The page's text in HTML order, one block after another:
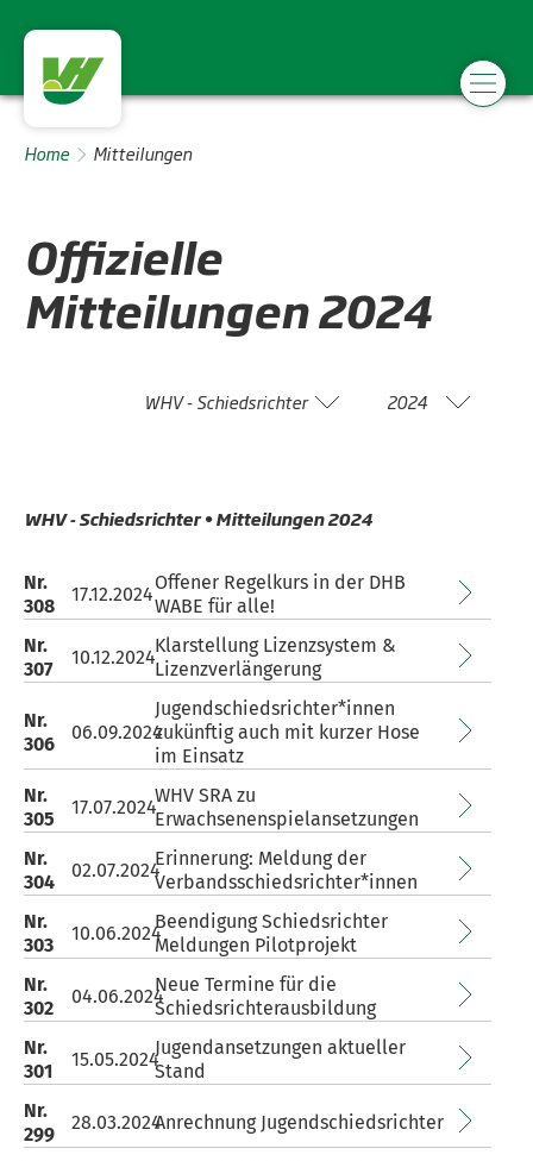
Home Mitteilungen
Offizielle
Mitteilungen2024
WHV - Schiedsrichter 2024
WHV - Schiedsrichter • Mitteilungen 2024
Nr.
308
17.12.2024
Offener Regelkurs in der DHB
WABE für alle!
Nr.
307
10.12.2024
Klarstellung Lizenzsystem &
Lizenzverlängerung
Nr.
306
06.09.2024
Jugendschiedsrichter*innen
zukünftig auch mit kurzer Hose
im Einsatz
Nr.
305
17.07.2024
WHV SRA zu
Erwachsenenspielansetzungen
Nr.
304
02.07.2024
Erinnerung: Meldung der
Verbandsschiedsrichter*innen
Nr.
303
10.06.2024
Beendigung Schiedsrichter
Meldungen Pilotprojekt
Nr.
302
04.06.2024
Neue Termine für die
Schiedsrichterausbildung
Nr.
301
15.05.2024
Jugendansetzungen aktueller
Stand
Nr.
299
28.03.2024Anrechnung Jugendschiedsrichter